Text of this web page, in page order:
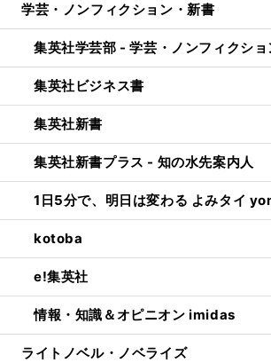
学芸・ノンフィクション・新書
集英社学芸部 - 学芸・ノンフィクショ
集英社ビジネス書
集英社新書
集英社新書プラス - 知の水先案内人
1日5分で、明日は変わる よみタイ
kotoba
e!集英社
情報・知識＆オピニオン imidas
ライトノベル・ノベライズ